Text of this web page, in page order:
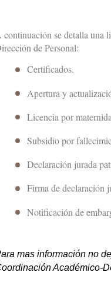
continuación se detalla una
de Personal:
Certificados.
Apertura y
Licencia por
Subsidio por
Declaración jurada
Firma de declaración
Notificación de
mas información no
Académico-